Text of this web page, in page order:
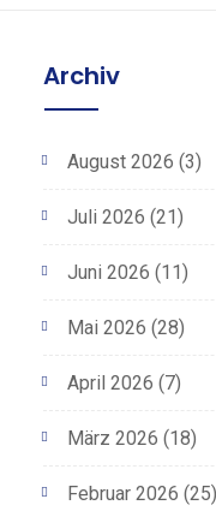
Archiv
August 2026 (3)
Juli 2026 (21)
Juni 2026 (11)
Mai 2026 (28)
April 2026 (7)
März 2026 (18)
Februar 2026 (25)